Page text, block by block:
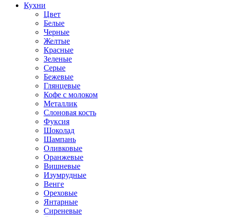
Кухни
Цвет
Белые
Черные
Желтые
Красные
Зеленые
Серые
Бежевые
Глянцевые
Кофе с молоком
Металлик
Слоновая кость
Фуксия
Шоколад
Шампань
Оливковые
Оранжевые
Вишневые
Изумрудные
Венге
Ореховые
Янтарные
Сиреневые